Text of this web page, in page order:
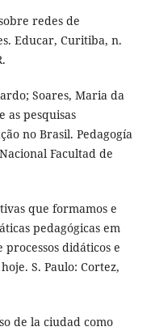
redes de
Educar, Curitiba, n.
Soares, Maria da
as pesquisas
no Brasil. Pedagogía
Facultad de
que formamos e
pedagógicas em
didáticos e
S. Paulo: Cortez,
de la ciudad como